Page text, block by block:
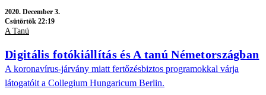
2020. December 3.
Csütörtök 22:19
A Tanú
Digitális fotókiállítás és A tanú Németországban
A koronavírus-járvány miatt fertőzésbiztos programokkal várja
látogatóit a Collegium Hungaricum Berlin.